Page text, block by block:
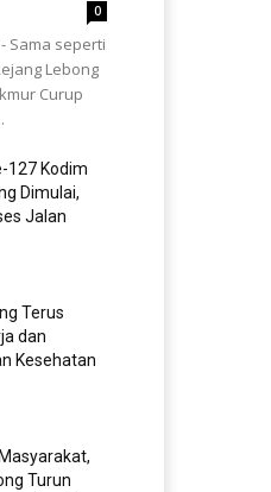
0
- Sama seperti
Lebong
Curup
127 Kodim
Dimulai,
Jalan
Terus
dan
Kesehatan
Turun